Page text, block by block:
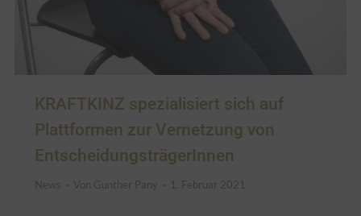
KRAFTKINZ spezialisiert sich auf
Plattformen zur Vernetzung von
EntscheidungsträgerInnen
News Von Gunther Pany 1. Februar 2021